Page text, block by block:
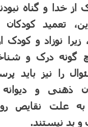
خدا و گناه
تعمید کودکان
نوزاد و کودک
درک و
را نیز باید
ذهنی و
علت نقایص
بد نیستند.